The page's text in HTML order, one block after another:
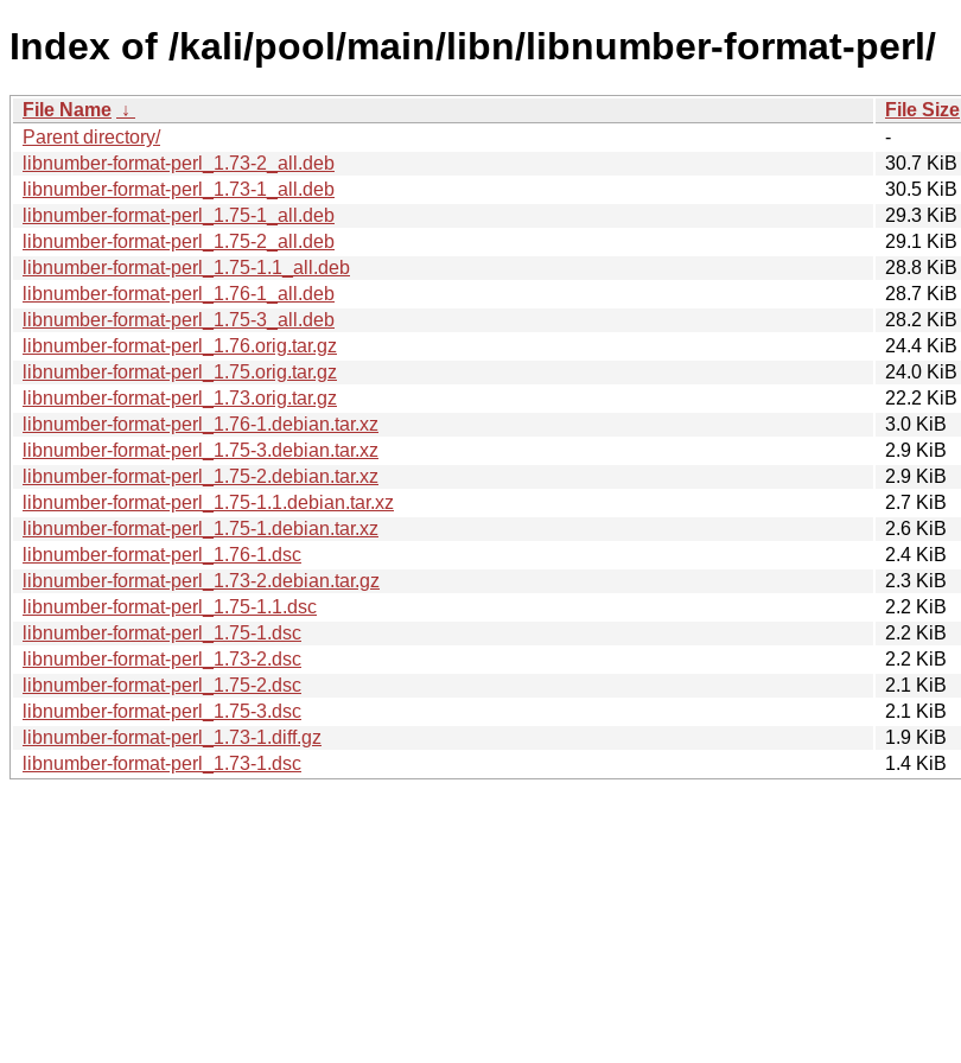
Index of /kali/pool/main/libn/libnumber-format-perl/
File Name ↓ File Size
Parent directory/
-
libnumber-format-perl_1.73-2_all.deb
30.7 KiB
libnumber-format-perl_1.73-1_all.deb
30.5 KiB
libnumber-format-perl_1.75-1_all.deb
29.3 KiB
libnumber-format-perl_1.75-2_all.deb
29.1 KiB
libnumber-format-perl_1.75-1.1_all.deb
28.8 KiB
libnumber-format-perl_1.76-1_all.deb
28.7 KiB
libnumber-format-perl_1.75-3_all.deb
28.2 KiB
libnumber-format-perl_1.76.orig.tar.gz
24.4 KiB
libnumber-format-perl_1.75.orig.tar.gz
24.0 KiB
libnumber-format-perl_1.73.orig.tar.gz
22.2 KiB
libnumber-format-perl_1.76-1.debian.tar.xz
3.0 KiB
libnumber-format-perl_1.75-3.debian.tar.xz
2.9 KiB
libnumber-format-perl_1.75-2.debian.tar.xz
2.9 KiB
libnumber-format-perl_1.75-1.1.debian.tar.xz
2.7 KiB
libnumber-format-perl_1.75-1.debian.tar.xz
2.6 KiB
libnumber-format-perl_1.76-1.dsc
2.4 KiB
libnumber-format-perl_1.73-2.debian.tar.gz
2.3 KiB
libnumber-format-perl_1.75-1.1.dsc
2.2 KiB
libnumber-format-perl_1.75-1.dsc
2.2 KiB
libnumber-format-perl_1.73-2.dsc
2.2 KiB
libnumber-format-perl_1.75-2.dsc
2.1 KiB
libnumber-format-perl_1.75-3.dsc
2.1 KiB
libnumber-format-perl_1.73-1.diff.gz
1.9 KiB
libnumber-format-perl_1.73-1.dsc
1.4 KiB